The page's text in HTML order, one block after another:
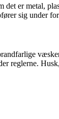
er metal,
sig under
reglerne.